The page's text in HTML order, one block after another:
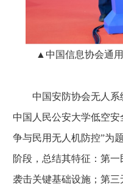
▲中国信息协会通用
中国安防协会无人系
中国人民公安大学低空
争与民用无人机防控”为
阶段，总结其特征：第
袭击关键基础设施；第